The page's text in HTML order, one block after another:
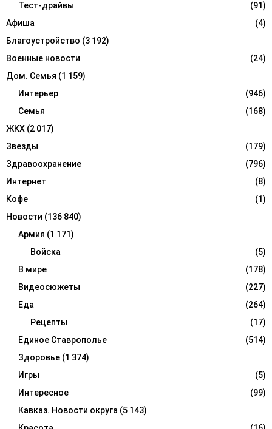
R
C
H
Тест-драйвы
(91)
Афиша
(4)
Благоустройство (3 192)
Военные новости
(24)
Дом. Семья (1 159)
Интерьер
(946)
Семья
(168)
ЖКХ (2 017)
Звезды
(179)
Здравоохранение
(796)
Интернет
(8)
Кофе
(1)
Новости (136 840)
Армия (1 171)
Войска
(5)
В мире
(178)
Видеосюжеты
(227)
Еда
(264)
Рецепты
(17)
Единое Ставрополье
(514)
Здоровье (1 374)
Игры
(5)
Интересное
(99)
Кавказ. Новости округа (5 143)